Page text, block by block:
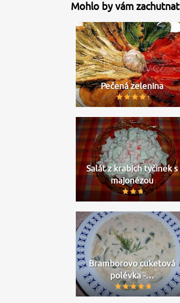
Mohlo by vám zachutnat
Pečená zelenina
Salát z krabích tyčinek s
majonézou
Bramborovo cuketová
polévka -…